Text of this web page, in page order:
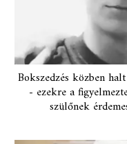
Bokszedzés közben
- ezekre a
szülőnek